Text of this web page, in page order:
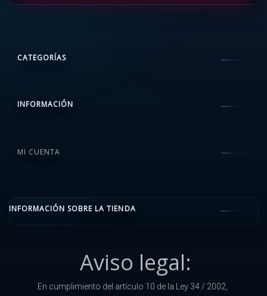
CATEGORÍAS
INFORMACIÓN
MI CUENTA
INFORMACIÓN SOBRE LA TIENDA
Aviso legal:
En cumplimiento del artículo 10 de la Ley 34 / 2002,